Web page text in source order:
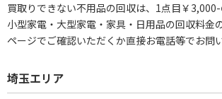
買取りできない不用品の回収は、1点目￥3,000-
小型家電・大型家電・家具・日用品の回収料金
ページでご確認いただくか直接お電話等でお問
埼玉エリア